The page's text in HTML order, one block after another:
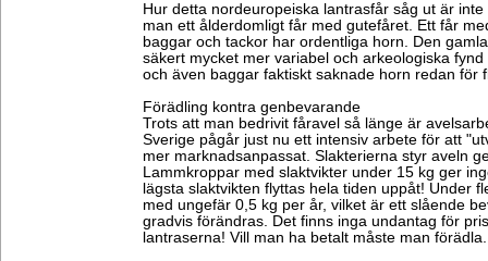
Hur detta nordeuropeiska lantrasfår såg ut är
man ett ålderdomligt får med gutefåret. Ett får
baggar och tackor har ordentliga horn. Den
säkert mycket mer variabel och arkeologiska
och även baggar faktiskt saknade horn redan för
Förädling kontra genbevarande
Trots att man bedrivit fåravel så länge är
Sverige pågår just nu ett intensiv arbete för att
mer marknadsanpassat. Slakterierna styr aveln
Lammkroppar med slaktvikter under 15 kg ger
lägsta slaktvikten flyttas hela tiden uppåt! Under
med ungefär 0,5 kg per år, vilket är ett slående
gradvis förändras. Det finns inga undantag för
lantraserna! Vill man ha betalt måste man förädla.